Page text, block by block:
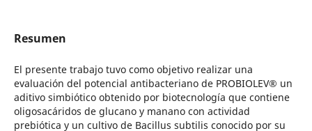
Resumen
El presente trabajo tuvo como objetivo realizar una
evaluación del potencial antibacteriano de PROBIOLEV® un
aditivo simbiótico obtenido por biotecnología que contiene
oligosacáridos de glucano y manano con actividad
prebiótica y un cultivo de Bacillus subtilis conocido por su